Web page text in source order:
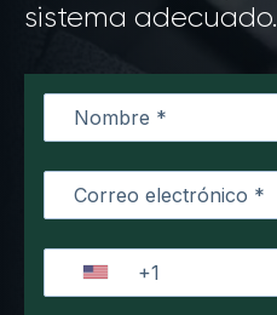
sistema adecuado.